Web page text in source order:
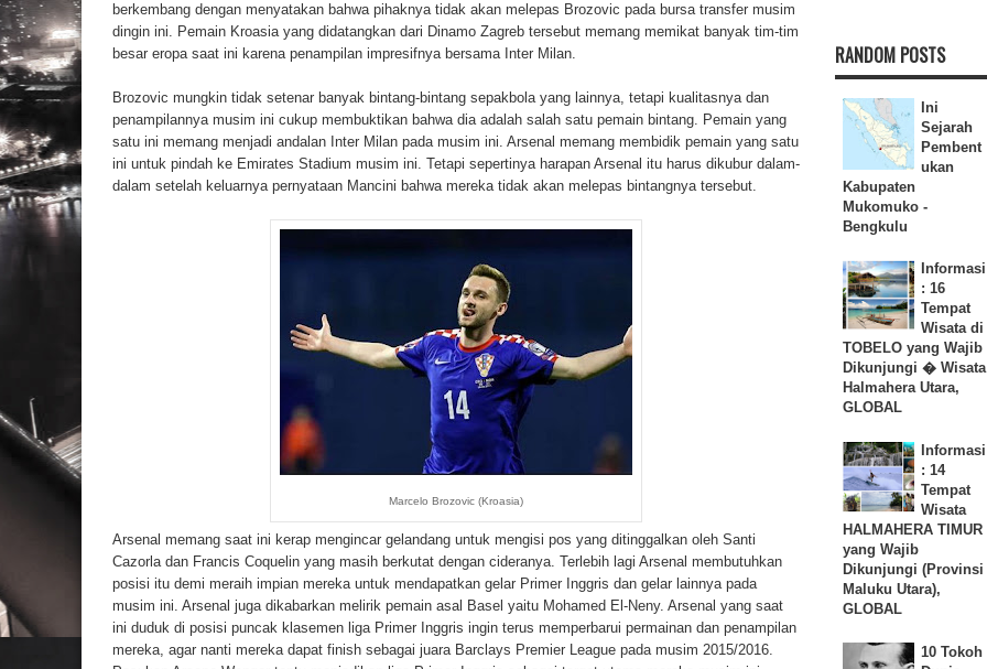
RANDOM POSTS
Ini
Sejarah
Pembent
ukan
Kabupaten
Mukomuko -
Bengkulu
Informasi
: 16
Tempat
Wisata di
TOBELO yang Wajib
Dikunjungi � Wisata
Halmahera Utara,
GLOBAL
Informasi
: 14
Tempat
Wisata
HALMAHERA TIMUR
yang Wajib
Dikunjungi (Provinsi
Maluku Utara),
GLOBAL
10 Tokoh
berkembang dengan menyatakan bahwa pihaknya tidak akan melepas Brozovic pada bursa transfer musim
dingin ini. Pemain Kroasia yang didatangkan dari Dinamo Zagreb tersebut memang memikat banyak tim-tim
besar eropa saat ini karena penampilan impresifnya bersama Inter Milan.
Brozovic mungkin tidak setenar banyak bintang-bintang sepakbola yang lainnya, tetapi kualitasnya dan
penampilannya musim ini cukup membuktikan bahwa dia adalah salah satu pemain bintang. Pemain yang
satu ini memang menjadi andalan Inter Milan pada musim ini. Arsenal memang membidik pemain yang satu
ini untuk pindah ke Emirates Stadium musim ini. Tetapi sepertinya harapan Arsenal itu harus dikubur dalam-
dalam setelah keluarnya pernyataan Mancini bahwa mereka tidak akan melepas bintangnya tersebut.
Marcelo Brozovic (Kroasia)
Arsenal memang saat ini kerap mengincar gelandang untuk mengisi pos yang ditinggalkan oleh Santi
Cazorla dan Francis Coquelin yang masih berkutat dengan cideranya. Terlebih lagi Arsenal membutuhkan
posisi itu demi meraih impian mereka untuk mendapatkan gelar Primer Inggris dan gelar lainnya pada
musim ini. Arsenal juga dikabarkan melirik pemain asal Basel yaitu Mohamed El-Neny. Arsenal yang saat
ini duduk di posisi puncak klasemen liga Primer Inggris ingin terus memperbarui permainan dan penampilan
mereka, agar nanti mereka dapat finish sebagai juara Barclays Premier League pada musim 2015/2016.